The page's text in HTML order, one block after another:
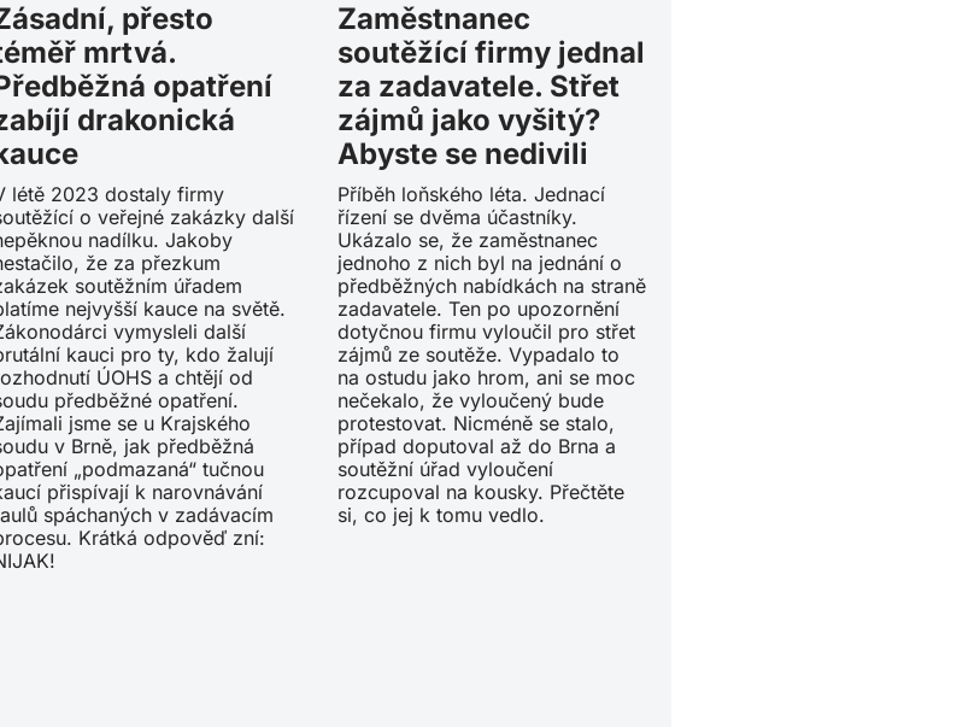
přesto
mrtvá.
opatření
drakonická
létě 2023 dostaly firmy
o veřejné zakázky další
nadílku. Jakoby
že za přezkum
soutěžním úřadem
nejvyšší kauce na světě.
vymysleli další
kauci pro ty, kdo žalují
ÚOHS a chtějí od
předběžné opatření.
jsme se u Krajského
v Brně, jak předběžná
„podmazaná“ tučnou
přispívají k narovnávání
spáchaných v zadávacím
Krátká odpověď zní:
Zaměstnanec
soutěžící firmy jednal
za zadavatele. Střet
zájmů jako vyšitý?
Abyste se nedivili
Příběh loňského léta. Jednací
řízení se dvěma účastníky.
Ukázalo se, že zaměstnanec
jednoho z nich byl na jednání o
předběžných nabídkách na straně
zadavatele. Ten po upozornění
dotyčnou firmu vyloučil pro střet
zájmů ze soutěže. Vypadalo to
na ostudu jako hrom, ani se moc
nečekalo, že vyloučený bude
protestovat. Nicméně se stalo,
případ doputoval až do Brna a
soutěžní úřad vyloučení
rozcupoval na kousky. Přečtěte
si, co jej k tomu vedlo.